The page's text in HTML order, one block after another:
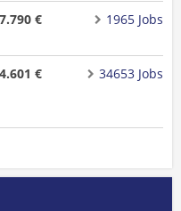
7.790 € 1965 Jobs
4.601 € 34653 Jobs